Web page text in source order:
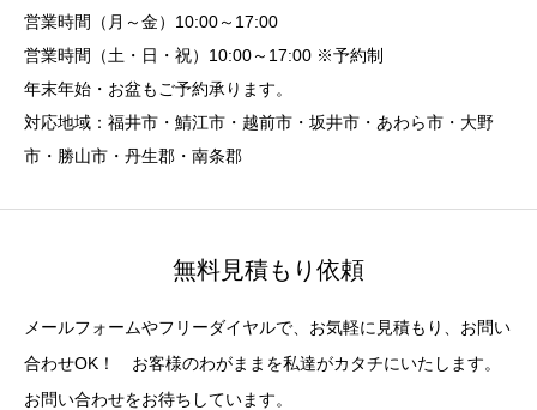
営業時間（月～金）10:00～17:00
営業時間（土・日・祝）10:00～17:00 ※予約制
年末年始・お盆もご予約承ります。
対応地域：福井市・鯖江市・越前市・坂井市・あわら市・大野
市・勝山市・丹生郡・南条郡
無料見積もり依頼
メールフォームやフリーダイヤルで、お気軽に見積もり、お問い
合わせOK！ お客様のわがままを私達がカタチにいたします。
お問い合わせをお待ちしています。